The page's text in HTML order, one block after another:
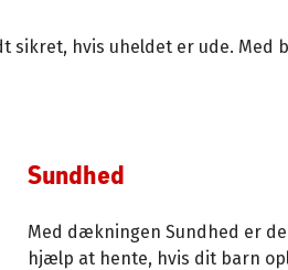
sikret, hvis uheldet er ude.
Sundhed
Med dækningen Sundhed er
hjælp at hente, hvis dit barn